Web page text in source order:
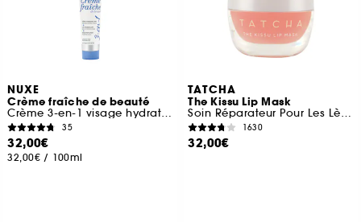
NUXE
Crème fraîche de beauté
Crème 3-en-1 visage hydratante
35
32,00€
32,00€ / 100ml
TATCHA
The Kissu Lip Mask
Soin Réparateur Pour Les Lèvres
1630
32,00€